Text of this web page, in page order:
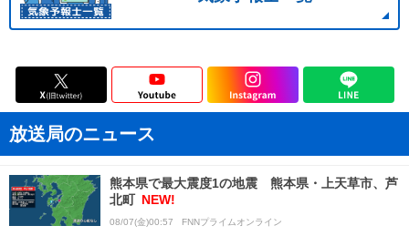
放送局のニュース
熊本県で最大震度1の地震 熊本県・上天草市、芦
北町 NEW!
08/07(金)00:57 FNNプライムオンライン